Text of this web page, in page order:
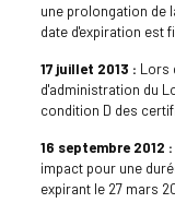
une prolongation de
date d'expiration est
17 juillet 2013 : Lors
d'administration du
condition D des
16 septembre 2012 :
impact pour une
expirant le 27 mars